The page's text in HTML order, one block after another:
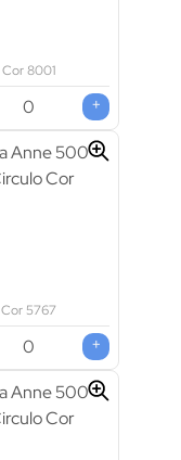
Cor 8001
+
Cor 5767
+